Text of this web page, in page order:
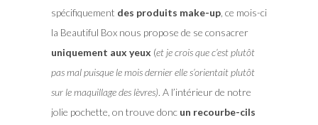
spécifiquement des produits make-up, ce mois-ci
la Beautiful Box nous propose de se consacrer
uniquement aux yeux (et je crois que c’est plutôt
pas mal puisque le mois dernier elle s’orientait plutôt
sur le maquillage des lèvres). A l’intérieur de notre
jolie pochette, on trouve donc un recourbe-cils